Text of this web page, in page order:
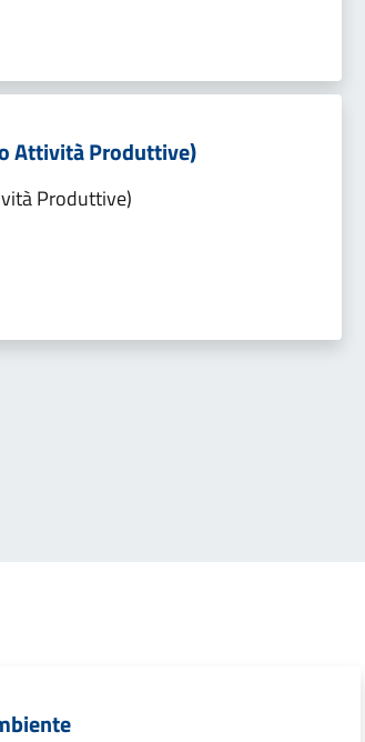
Attività Produttive)
Produttive)